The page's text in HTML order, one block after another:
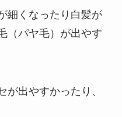
細くなったり白髪が
（パヤ毛）が出やす
が出やすかったり、